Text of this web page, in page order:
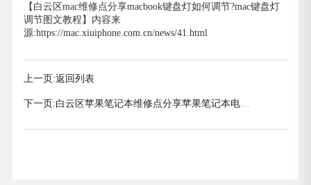
【白云区mac维修点分享macbook键盘灯如何调节?mac键盘灯
调节图文教程】内容来
源:https://mac.xiuiphone.com.cn/news/41.html
上一页:返回列表
下一页:白云区苹果笔记本维修点分享苹果笔记本电脑